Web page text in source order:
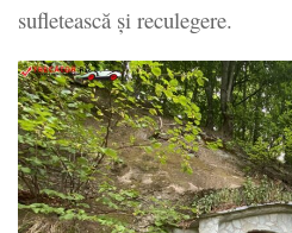
sufletească și reculegere.